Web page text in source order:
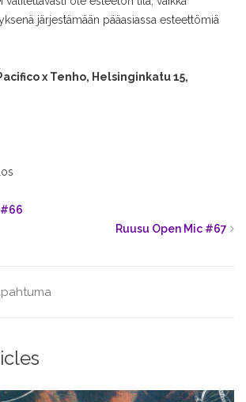
järjestämään pääasiassa esteettömiä
x Tenho, Helsinginkatu 15,
#66
Ruusu Open Mic #67